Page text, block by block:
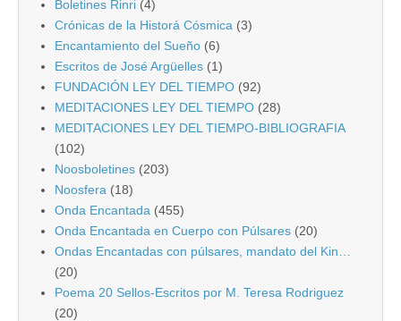
Boletines Rinri (4)
Crónicas de la Historá Cósmica (3)
Encantamiento del Sueño (6)
Escritos de José Argüelles (1)
FUNDACIÓN LEY DEL TIEMPO (92)
MEDITACIONES LEY DEL TIEMPO (28)
MEDITACIONES LEY DEL TIEMPO-BIBLIOGRAFIA
(102)
Noosboletines (203)
Noosfera (18)
Onda Encantada (455)
Onda Encantada en Cuerpo con Púlsares (20)
Ondas Encantadas con púlsares, mandato del Kin…
(20)
Poema 20 Sellos-Escritos por M. Teresa Rodriguez
(20)